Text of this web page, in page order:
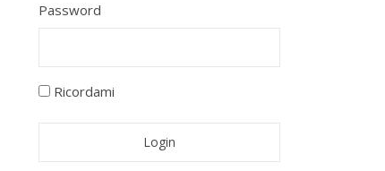
Password
Ricordami